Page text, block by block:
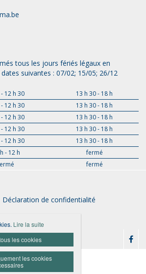
tous les jours fériés légaux en
dates suivantes : 07/02; 15/05; 26/12
12 h 30
13 h 30 - 18 h
12 h 30
13 h 30 - 18 h
12 h 30
13 h 30 - 18 h
12 h 30
13 h 30 - 18 h
12 h 30
13 h 30 - 18 h
- 12 h
fermé
fermé
Déclaration de confidentialité
Website door Livalos
Lire la suite
les cookies
les cookies